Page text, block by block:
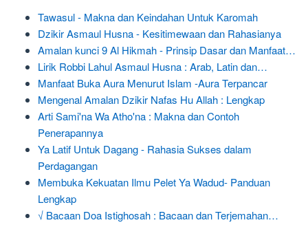
Tawasul - Makna dan Keindahan Untuk Karomah
Dzikir Asmaul Husna - Kesitimewaan dan Rahasianya
Amalan kunci 9 Al Hikmah - Prinsip Dasar dan Manfaat…
Lirik Robbi Lahul Asmaul Husna : Arab, Latin dan…
Manfaat Buka Aura Menurut Islam -Aura Terpancar
Mengenal Amalan Dzikir Nafas Hu Allah : Lengkap
Arti Sami'na Wa Atho'na : Makna dan Contoh
Penerapannya
Ya Latif Untuk Dagang - Rahasia Sukses dalam
Perdagangan
Membuka Kekuatan Ilmu Pelet Ya Wadud- Panduan
Lengkap
√ Bacaan Doa Istighosah : Bacaan dan Terjemahan…